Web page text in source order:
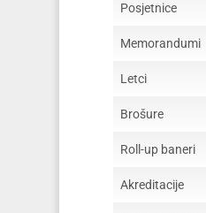
Posjetnice
Memorandumi
Letci
Brošure
Roll-up baneri
Akreditacije